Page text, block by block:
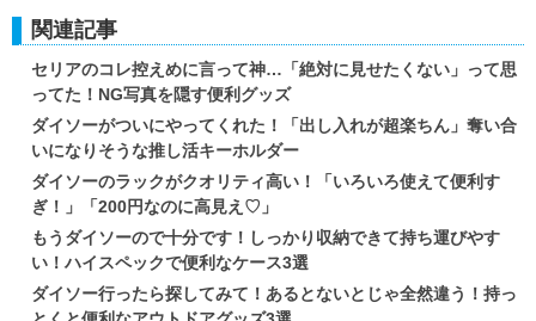
関連記事
セリアのコレ控えめに言って神…「絶対に見せたくない」って思
ってた！NG写真を隠す便利グッズ
ダイソーがついにやってくれた！「出し入れが超楽ちん」奪い合
いになりそうな推し活キーホルダー
ダイソーのラックがクオリティ高い！「いろいろ使えて便利す
ぎ！」「200円なのに高見え♡」
もうダイソーので十分です！しっかり収納できて持ち運びやす
い！ハイスペックで便利なケース3選
ダイソー行ったら探してみて！あるとないとじゃ全然違う！持っ